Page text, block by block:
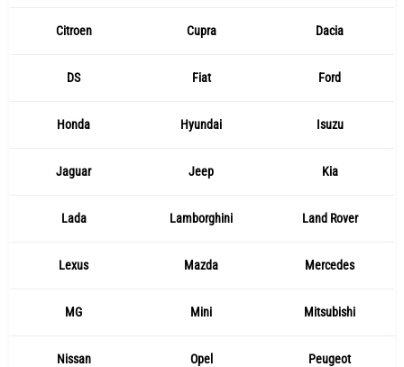
Citroen Cupra Dacia
DS Fiat Ford
Honda Hyundai Isuzu
Jaguar Jeep Kia
Lada Lamborghini Land Rover
Lexus Mazda Mercedes
MG Mini Mitsubishi
Nissan Opel Peugeot